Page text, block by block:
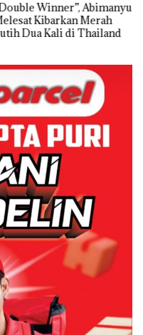
Winner”, Abimanyu
Kibarkan Merah
Dua Kali di Thailand